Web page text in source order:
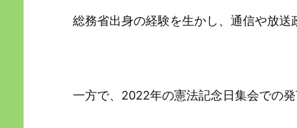
総務省出身の経験を生かし、通信や放送
一方で、2022年の憲法記念日集会での発